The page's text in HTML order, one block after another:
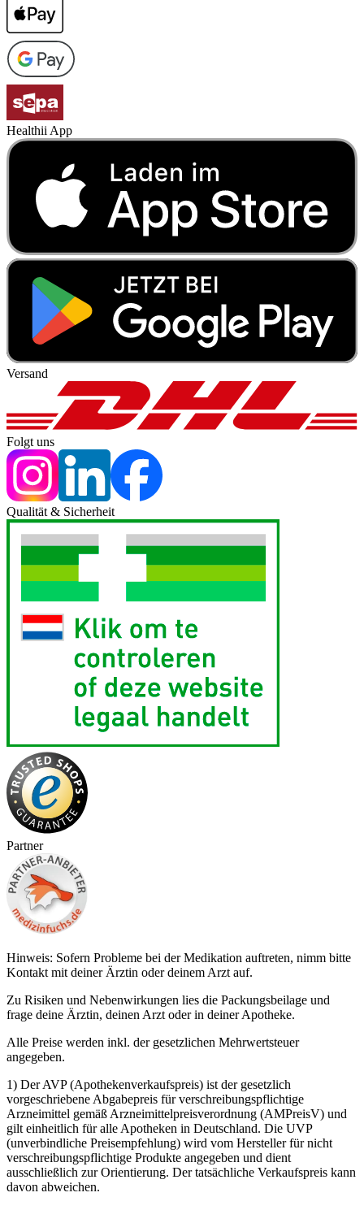
Healthii App
Versand
Folgt uns
Qualität & Sicherheit
Partner
Hinweis: Sofern Probleme bei der Medikation auftreten, nimm bitte
Kontakt mit deiner Ärztin oder deinem Arzt auf.
Zu Risiken und Nebenwirkungen lies die Packungsbeilage und
frage deine Ärztin, deinen Arzt oder in deiner Apotheke.
Alle Preise werden inkl. der gesetzlichen Mehrwertsteuer
angegeben.
1) Der AVP (Apothekenverkaufspreis) ist der gesetzlich
vorgeschriebene Abgabepreis für verschreibungspflichtige
Arzneimittel gemäß Arzneimittelpreisverordnung (AMPreisV) und
gilt einheitlich für alle Apotheken in Deutschland. Die UVP
(unverbindliche Preisempfehlung) wird vom Hersteller für nicht
verschreibungspflichtige Produkte angegeben und dient
ausschließlich zur Orientierung. Der tatsächliche Verkaufspreis kann
davon abweichen.